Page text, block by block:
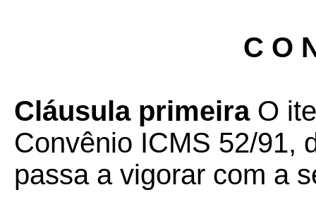
C O
Cláusula primeira O
Convênio ICMS 52/91,
passa a vigorar com a